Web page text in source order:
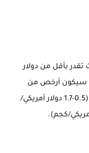
تقدر بأقل من دولار
سيكون أرخص من
نظيراته المنتجة من المصادر الأحفورية (0.5-1.7 دولار أمريكي/